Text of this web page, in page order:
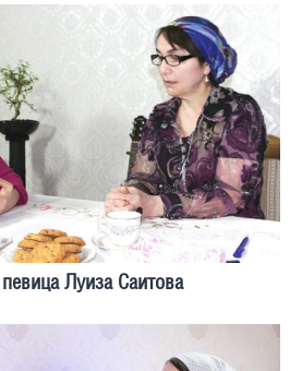
Луиза Саитова